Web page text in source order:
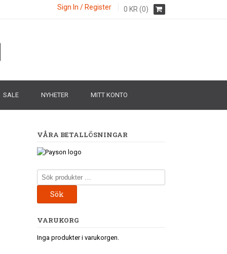
Sign In / Register 0 KR (0)
SALE NYHETER MITT KONTO
VÅRA BETALLÖSNINGAR
Sök
efter:
Sök
VARUKORG
Inga produkter i varukorgen.